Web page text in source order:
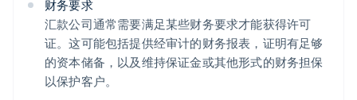
财务要求
汇款公司通常需要满足某些财务要求才能获得许可
证。这可能包括提供经审计的财务报表，证明有足够
的资本储备，以及维持保证金或其他形式的财务担保
以保护客户。